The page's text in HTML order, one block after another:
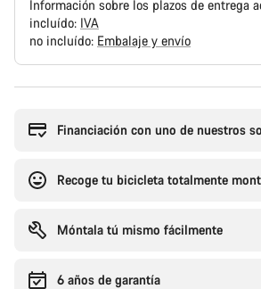
Información sobre los plazos de entrega
incluído: IVA
no incluído: Embalaje y envío
compra
Financiación con uno de nuestros
Recoge tu bicicleta totalmente
Móntala tú mismo fácilmente
6 años de garantía